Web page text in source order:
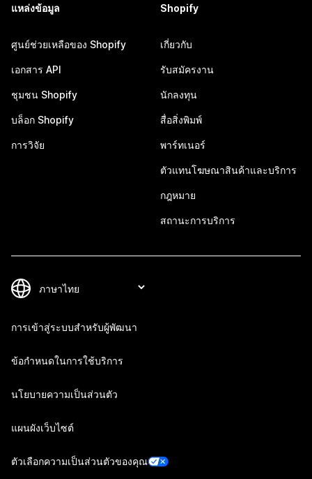
แหล่งข้อมูล
ศูนย์ช่วยเหลือของ Shopify
เอกสาร API
ชุมชน Shopify
บล็อก Shopify
การวิจัย
Shopify
เกี่ยวกับ
รับสมัครงาน
นักลงทุน
สื่อสิ่งพิมพ์
พาร์ทเนอร์
ตัวแทนโฆษณาสินค้าและบริการ
กฎหมาย
สถานะการบริการ
การเข้าสู่ระบบสำหรับผู้พัฒนา
ข้อกำหนดในการใช้บริการ
นโยบายความเป็นส่วนตัว
แผนผังเว็บไซต์
ตัวเลือกความเป็นส่วนตัวของคุณ